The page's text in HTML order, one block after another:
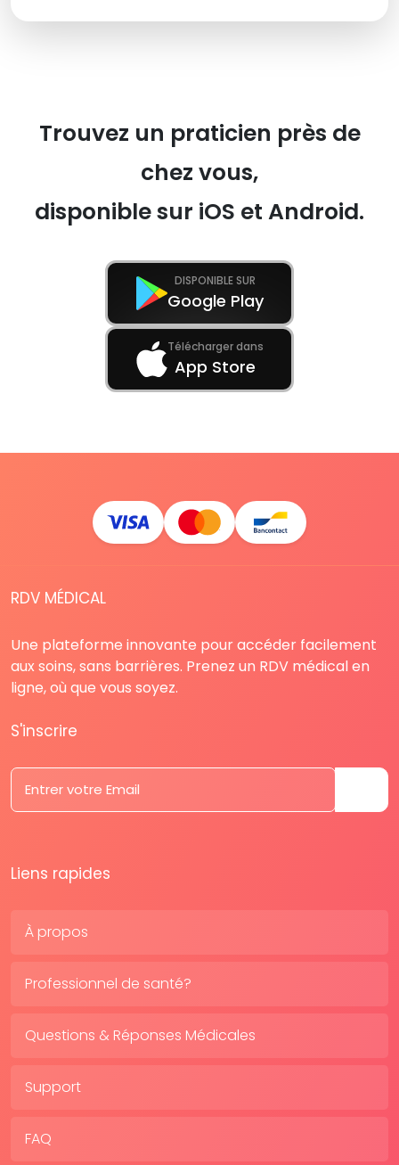
Trouvez un praticien près de
chez vous,
disponible sur iOS et Android.
DISPONIBLE SUR
Google Play
Télécharger dans
App Store
RDV MÉDICAL
Une plateforme innovante pour accéder facilement
aux soins, sans barrières. Prenez un RDV médical en
ligne, où que vous soyez.
S'inscrire
Liens rapides
À propos
Professionnel de santé?
Questions & Réponses Médicales
Support
FAQ